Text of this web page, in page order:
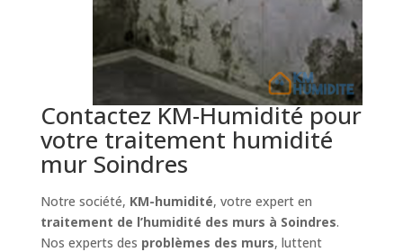
Contactez KM-Humidité pour
votre traitement humidité
mur Soindres
Notre société, KM-humidité, votre expert en
traitement de l’humidité des murs à Soindres.
Nos experts des problèmes des murs, luttent